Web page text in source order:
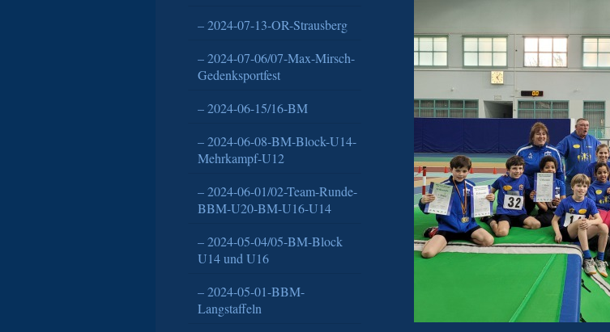
2024-07-13-OR-Strausberg
2024-07-06/07-Max-Mirsch-
Gedenksportfest
2024-06-15/16-BM
2024-06-08-BM-Block-U14-
Mehrkampf-U12
2024-06-01/02-Team-Runde-
BBM-U20-BM-U16-U14
2024-05-04/05-BM-Block
U14 und U16
2024-05-01-BBM-
Langstaffeln